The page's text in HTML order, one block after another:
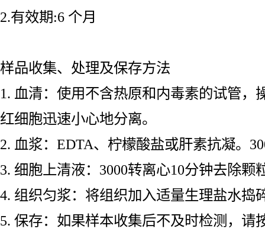
2.有效期:6 个月
样品收集、处理及保存方法
1. 血清：使用不含热原和内毒素的试管，
红细胞迅速小心地分离。
2. 血浆：EDTA、柠檬酸盐或肝素抗凝。
3. 细胞上清液：3000转离心10分钟去除颗
4. 组织匀浆：将组织加入适量生理盐水捣
5. 保存：如果样本收集后不及时检测，